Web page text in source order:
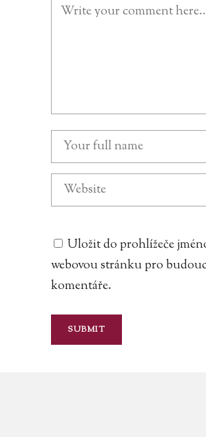
Uložit do prohlížeče
webovou stránku pro
komentáře.